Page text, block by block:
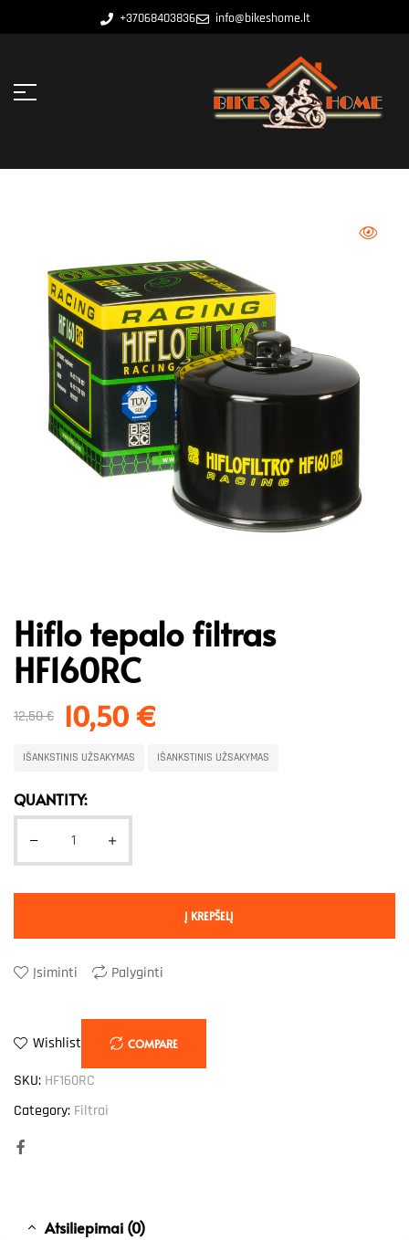
+37068403836 info@bikeshome.lt
Hiflo tepalo filtras
HF160RC
12,50€ 10,50€
IŠANKSTINIS UŽSAKYMAS IŠANKSTINIS UŽSAKYMAS
QUANTITY:
Į KREPŠELĮ
Įsiminti Palyginti
Wishlist COMPARE
SKU: HF160RC
Category: Filtrai
Atsiliepimai (0)